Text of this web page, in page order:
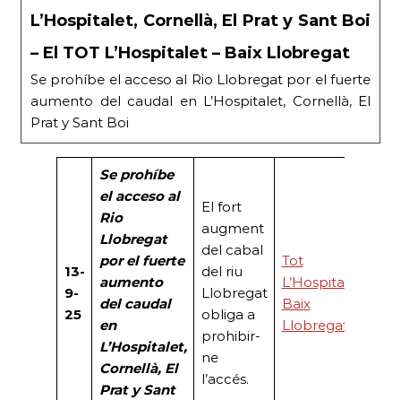
L’Hospitalet, Cornellà, El Prat y Sant Boi
– El TOT L’Hospitalet – Baix Llobregat
Se prohíbe el acceso al Rio Llobregat por el fuerte
aumento del caudal en L’Hospitalet, Cornellà, El
Prat y Sant Boi
13-
9-
25
Se prohíbe
el acceso al
Rio
Llobregat
por el fuerte
aumento
del caudal
en
L’Hospitalet,
Cornellà, El
Prat y Sant
El fort
augment
del cabal
del riu
Llobregat
obliga a
prohibir-
ne
l’accés.
Tot
L’Hospitalet
Baix
Llobregat